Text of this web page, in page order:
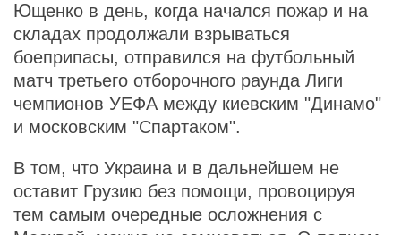
Ющенко в день, когда начался пожар и на
складах продолжали взрываться
боеприпасы, отправился на футбольный
матч третьего отборочного раунда Лиги
чемпионов УЕФА между киевским "Динамо"
и московским "Спартаком".
В том, что Украина и в дальнейшем не
оставит Грузию без помощи, провоцируя
тем самым очередные осложнения с